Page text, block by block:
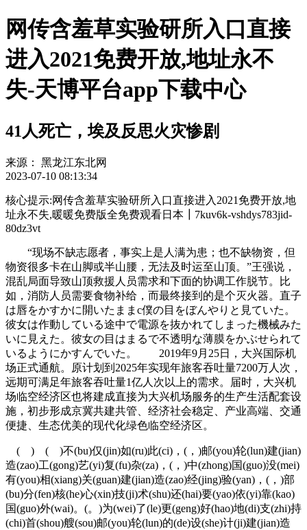
网传含羞草实验研所入口直接
进入2021免费开放,地址永不
失-天博平台app下载中心
41人死亡，埃及反思火灾惨剧
来源：
黑龙江东北网
2023-07-10 08:13:34
核心提示:网传含羞草实验研所入口直接进入2021免费开放,地
址永不失,暖暖免费版全免费观看日本┃7kuv6k-vshdys783jid-
80dz3vt
“现场不缺志愿者，事实上是人满为患；也不缺物资，但
物资很多卡在山脚或半山腰，无法及时运至山顶。”王强说，
混乱局面导致山顶救援人员需求和下面的协调工作脱节。比
如，消防人员需要食物补给，而最终接到的是个灭火器。直子
は唇をかすかに開いたままc僕の目をぼんやりと見ていた。
彼女は作動している途中で電源を抜かれてしまった機械みた
いに見えた。彼女の目はまるで不透明な薄膜をかぶせられて
いるようにかすんでいた。 2019年9月25日，大兴国际机
场正式通航。原计划到2025年实现年旅客吞吐量7200万人次，
远期可满足年旅客吞吐量1亿人次以上的需求。届时，大兴机
场临空经济区也将建成直接为大兴机场服务的生产生活配套设
施，初步形成京冀共建共管、经济社会稳定、产业高端、交通
便捷、生态优美的现代化绿色临空经济区。
( ) ( )不(bu)仅(jin)如(ru)此(ci)，(，)邮(you)轮(lun)建(jian)
造(zao)工(gong)艺(yi)复(fu)杂(za)，(，)中(zhong)国(guo)没(mei)
有(you)相(xiang)关(guan)建(jian)造(zao)经(jing)验(yan)，(，)部
(bu)分(fen)核(he)心(xin)技(ji)术(shu)还(hai)要(yao)依(yi)靠(kao)
国(guo)外(wai)。(。)为(wei)了(le)更(geng)好(hao)地(di)支(zhi)持
(chi)首(shou)艘(sou)邮(you)轮(lun)的(de)设(she)计(ji)建(jian)造